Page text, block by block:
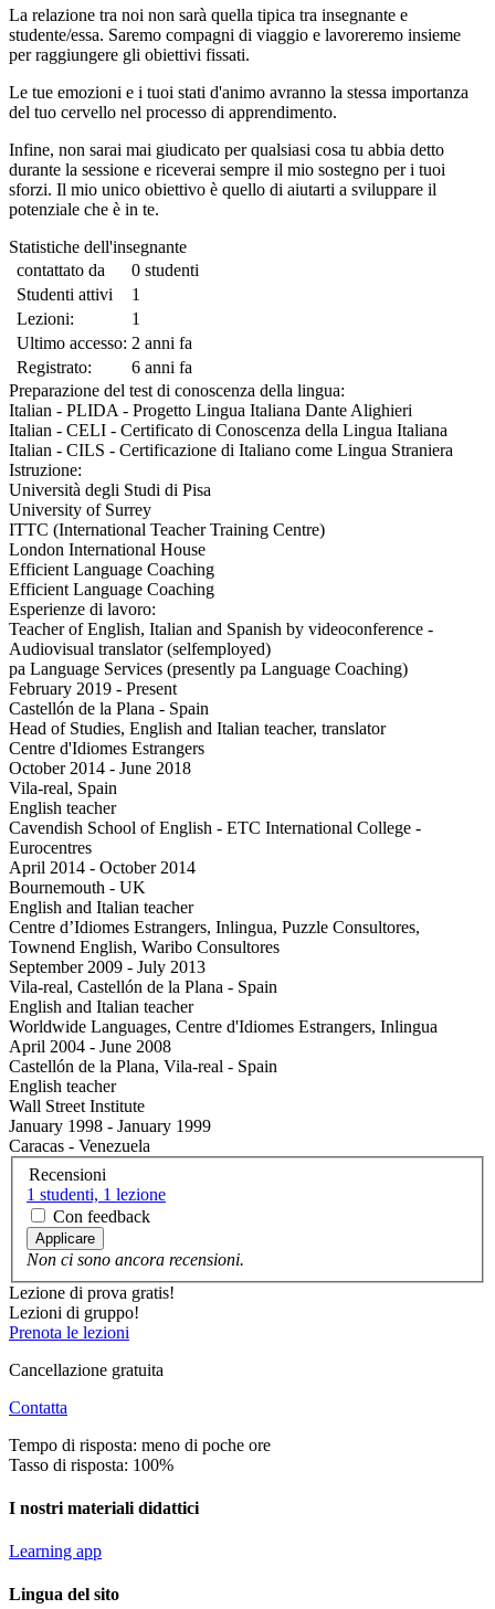
La relazione tra noi non sarà quella tipica tra insegnante e
studente/essa. Saremo compagni di viaggio e lavoreremo insieme
per raggiungere gli obiettivi fissati.
Le tue emozioni e i tuoi stati d'animo avranno la stessa importanza
del tuo cervello nel processo di apprendimento.
Infine, non sarai mai giudicato per qualsiasi cosa tu abbia detto
durante la sessione e riceverai sempre il mio sostegno per i tuoi
sforzi. Il mio unico obiettivo è quello di aiutarti a sviluppare il
potenziale che è in te.
Statistiche dell'insegnante
contattato da
0 studenti
Studenti attivi
1
Lezioni:
1
Ultimo accesso: 2 anni fa
Registrato:
6 anni fa
Preparazione del test di conoscenza della lingua:
Italian - PLIDA - Progetto Lingua Italiana Dante Alighieri
Italian - CELI - Certificato di Conoscenza della Lingua Italiana
Italian - CILS - Certificazione di Italiano come Lingua Straniera
Istruzione:
Università degli Studi di Pisa
University of Surrey
ITTC (International Teacher Training Centre)
London International House
Efficient Language Coaching
Efficient Language Coaching
Esperienze di lavoro:
Teacher of English, Italian and Spanish by videoconference -
Audiovisual translator (selfemployed)
pa Language Services (presently pa Language Coaching)
February 2019 - Present
Castellón de la Plana - Spain
Head of Studies, English and Italian teacher, translator
Centre d'Idiomes Estrangers
October 2014 - June 2018
Vila-real, Spain
English teacher
Cavendish School of English - ETC International College -
Eurocentres
April 2014 - October 2014
Bournemouth - UK
English and Italian teacher
Centre d’Idiomes Estrangers, Inlingua, Puzzle Consultores,
Townend English, Waribo Consultores
September 2009 - July 2013
Vila-real, Castellón de la Plana - Spain
English and Italian teacher
Worldwide Languages, Centre d'Idiomes Estrangers, Inlingua
April 2004 - June 2008
Castellón de la Plana, Vila-real - Spain
English teacher
Wall Street Institute
January 1998 - January 1999
Caracas - Venezuela
Recensioni
1 studenti, 1 lezione
Con feedback
Applicare
Non ci sono ancora recensioni.
Lezione di prova gratis!
Lezioni di gruppo!
Prenota le lezioni
Cancellazione gratuita
Contatta
Tempo di risposta: meno di poche ore
Tasso di risposta: 100%
I nostri materiali didattici
Learning app
Lingua del sito